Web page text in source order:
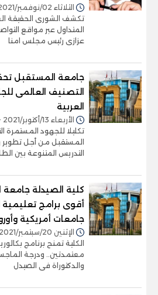
الثلاثاء 02/نوفمبر/2021 - 12:49 م
تكشف الشورى الحقيقة
المتداول عبر مواقع
عزازى رئيس مجلس امنا
جامعة المستقبل
التصنيف العالمى
العربية
الأربعاء 13/أكتوبر/2021 - 07:40 م
تكليلا للجهود المستمرة
المستقبل من أجل
التدريس المتنوعة بين
كلية الصيدلة
أقوى برامج تعليمية
جامعات أمريكية
الإثنين 20/سبتمبر/2021 - 03:17 م
الكلية تمنح برنامج
والدكتوراة فى الصيدل